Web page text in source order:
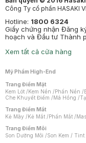
Công Ty cổ phần HASAKI
Hotline: 1800 6324
Giấy chứng nhận Đăng
hoạch và Đầu tư Thành
Xem tất cả cửa hàng
Mỹ Phẩm High-End
Trang Điểm Mặt
Kem Lót /Kem Nền /Phấn Nền /
Che Khuyết Điểm /Má Hồng /
Trang Điểm Mắt
Kẻ Mày /Kẻ Mắt /Phấn Mắt /
Trang Điểm Môi
Son Dưỡng Môi /Son Kem / Tint